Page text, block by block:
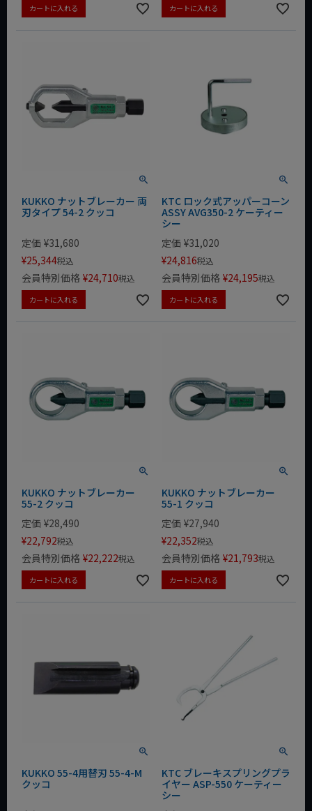
カートに入れる カートに入れる
KUKKO ナットブレーカー 両
刃タイプ 54-2 クッコ
定価 ¥31,680
¥25,344税込
会員特別価格 ¥24,710税込
カートに入れる
KTC ロック式アッパーコーン
ASSY AVG350-2 ケーティー
シー
定価 ¥31,020
¥24,816税込
会員特別価格 ¥24,195税込
カートに入れる
KUKKO ナットブレーカー
55-2 クッコ
定価 ¥28,490
¥22,792税込
会員特別価格 ¥22,222税込
カートに入れる
KUKKO ナットブレーカー
55-1 クッコ
定価 ¥27,940
¥22,352税込
会員特別価格 ¥21,793税込
カートに入れる
KUKKO 55-4用替刃 55-4-M
クッコ
KTC ブレーキスプリングプラ
イヤー ASP-550 ケーティー
シー